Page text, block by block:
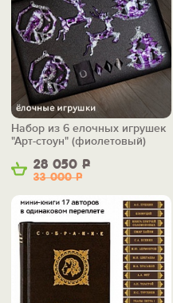
28 050 Р
33 000Р
Набор из 6 елочных игрушек
"Арт-стоун" (фиолетовый)